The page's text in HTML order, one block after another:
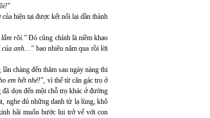
hiện tại được kết nối lại dần thành
lắm rồi."Đó cũng chính là niềm khao
của anh…" bao nhiêu năm qua rồi lời
chàng đến thăm sau ngày nàng thi
em hết nhé!", vì thế từ căn gác trọ ở
dọn đến một chỗ trọ khác ở đường
nghe đủ những danh từ lạ lùng, khô
hãi muốn bước lui trở vế với con